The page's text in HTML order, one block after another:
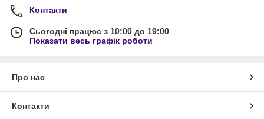
Контакти
Сьогодні працює з 10:00 до 19:00
Показати весь графік роботи
Про нас
Контакти